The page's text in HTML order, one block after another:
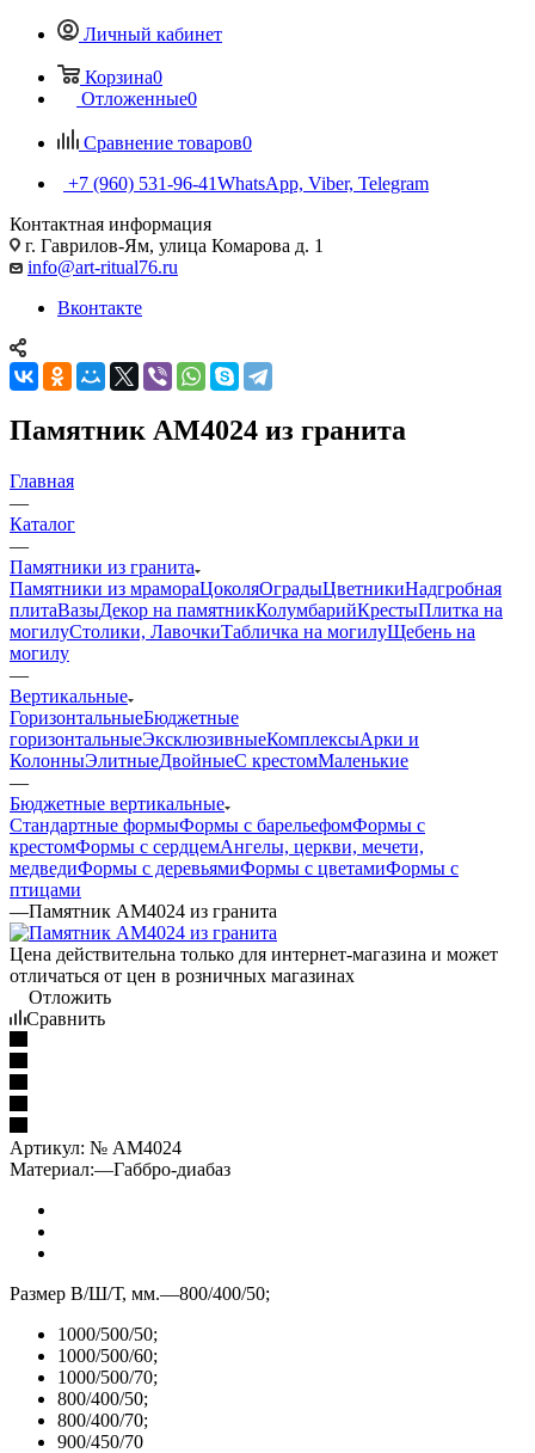
Личный кабинет
Корзина0
Отложенные0
Сравнение товаров0
+7 (960) 531-96-41WhatsApp, Viber, Telegram
Контактная информация
г. Гаврилов-Ям, улица Комарова д. 1
info@art-ritual76.ru
Вконтакте
Памятник AM4024 из гранита
Главная
—
Каталог
—
Памятники из гранита
Памятники из мрамораЦоколяОградыЦветникиНадгробная
плитаВазыДекор на памятникКолумбарийКрестыПлитка на
могилуСтолики, ЛавочкиТабличка на могилуЩебень на
могилу
—
Вертикальные
ГоризонтальныеБюджетные
горизонтальныеЭксклюзивныеКомплексыАрки и
КолонныЭлитныеДвойныеС крестомМаленькие
—
Бюджетные вертикальные
Стандартные формыФормы с барельефомФормы с
крестомФормы с сердцемАнгелы, церкви, мечети,
медведиФормы с деревьямиФормы с цветамиФормы с
птицами
—Памятник AM4024 из гранита
Цена действительна только для интернет-магазина и может
отличаться от цен в розничных магазинах
Отложить
Сравнить
Артикул: № AM4024
Материал:—Габбро-диабаз
Размер В/Ш/Т, мм.—800/400/50;
1000/500/50;
1000/500/60;
1000/500/70;
800/400/50;
800/400/70;
900/450/70